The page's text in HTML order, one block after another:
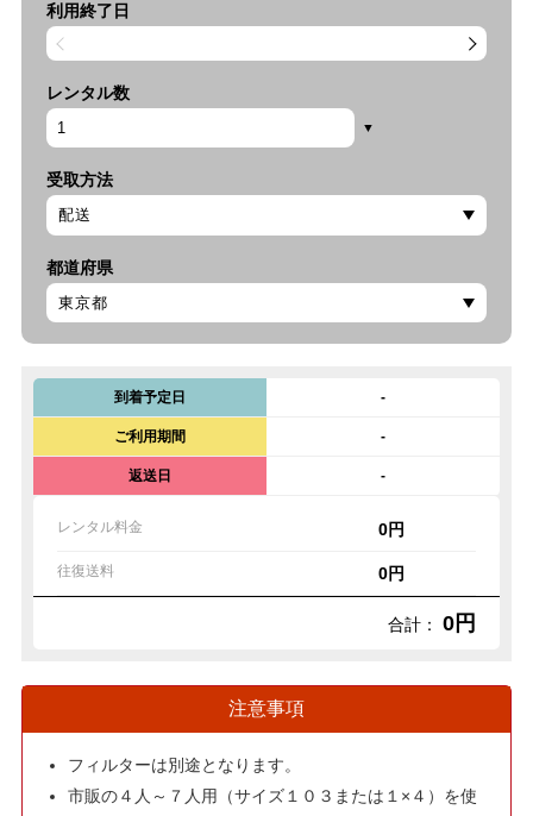
利用終了日
レンタル数
受取方法
都道府県
到着予定日 -
ご利用期間 -
返送日 -
レンタル料金 0円
往復送料 0円
合計： 0円
注意事項
フィルターは別途となります。
市販の４人～７人用（サイズ１０３または１×４）を使